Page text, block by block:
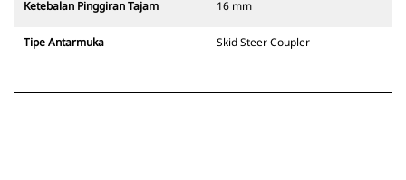
Ketebalan Pinggiran Tajam 16 mm
Tipe Antarmuka Skid Steer Coupler